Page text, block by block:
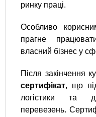
ринку праці.
Особливо
прагне
власний бізнес у
Після закінчення
сертифікат, що
логістики та
перевезень.